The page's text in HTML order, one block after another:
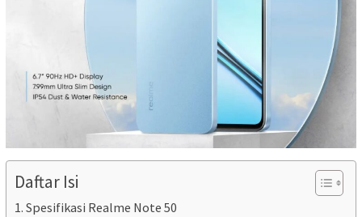
Daftar Isi
Spesifikasi Realme Note 50